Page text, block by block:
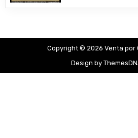
Copyright © 2026 Venta por
Design by